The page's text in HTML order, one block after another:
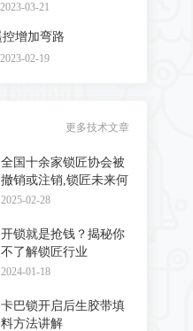
03-21
增加弯路
02-19
更多技术文章
全国十余家锁匠协会被
撤销或注销,锁匠未来何
去何从?
2025-02-28
开锁就是抢钱？揭秘你
不了解锁匠行业
2024-01-18
卡巴锁开启后生胶带填
料方法讲解